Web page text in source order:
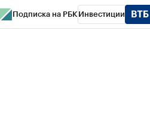
Подписка на РБК Инвестиции